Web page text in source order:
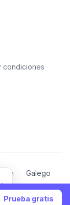
condiciones
Galego
Prueba gratis